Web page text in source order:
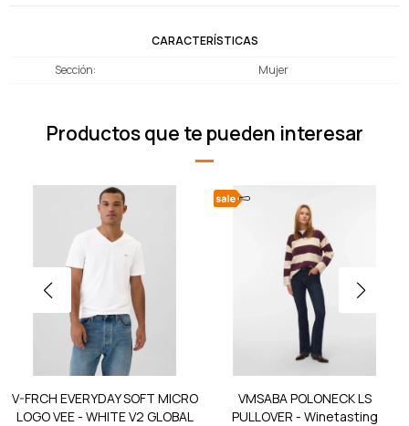
CARACTERÍSTICAS
Sección
Mujer
Productos que te pueden interesar
V-FRCH EVERYDAY SOFT MICRO
LOGO VEE - WHITE V2 GLOBAL
VMSABA POLONECK LS
PULLOVER - Winetasting